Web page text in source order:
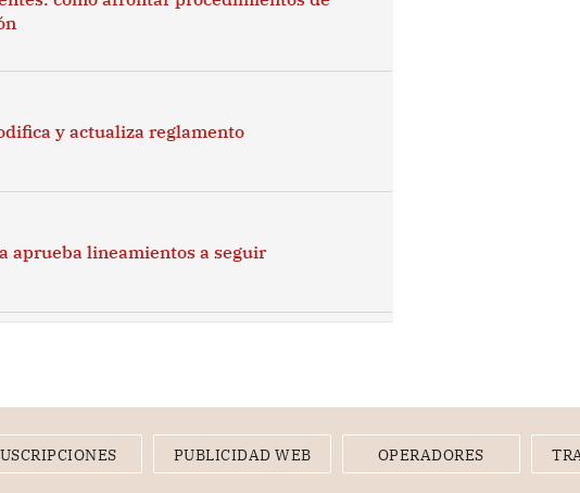
y actualiza reglamento
aprueba lineamientos a seguir
PUBLICIDAD WEB OPERADORES